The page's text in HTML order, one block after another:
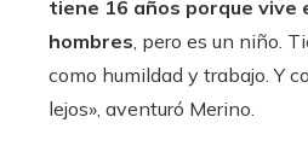
tiene 16 años porque vive
hombres , pero es un niño.
como humildad y trabajo. Y
lejos», aventuró Merino.